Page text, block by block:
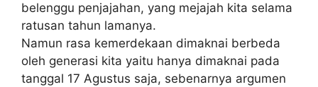
belenggu penjajahan, yang mejajah kita selama
ratusan tahun lamanya.
Namun rasa kemerdekaan dimaknai berbeda
oleh generasi kita yaitu hanya dimaknai pada
tanggal 17 Agustus saja, sebenarnya argumen